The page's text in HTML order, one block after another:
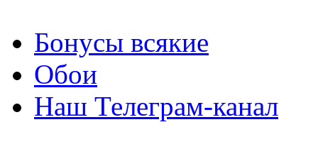
Бонусы всякие
Обои
Наш Телеграм-канал